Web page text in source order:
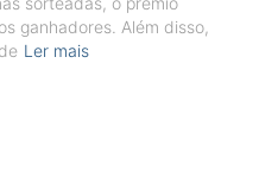
ganhadores. Além disso,
Ler mais